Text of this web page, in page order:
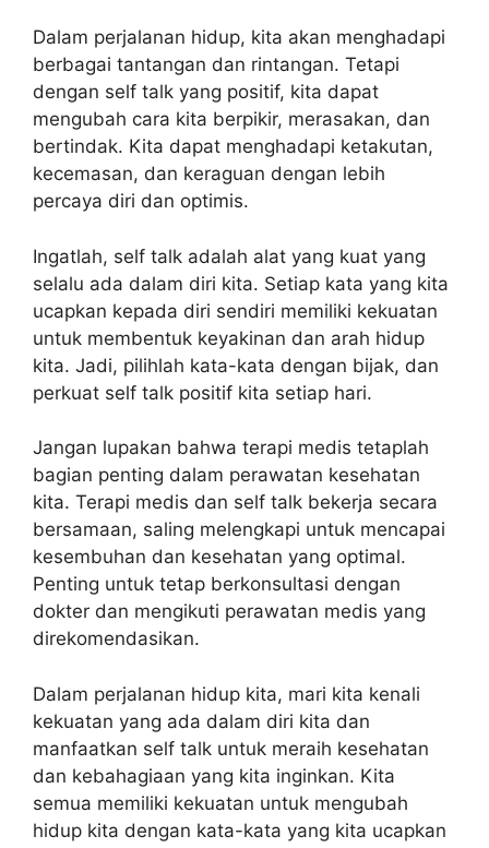
Dalam perjalanan hidup, kita akan menghadapi
berbagai tantangan dan rintangan. Tetapi
dengan self talk yang positif, kita dapat
mengubah cara kita berpikir, merasakan, dan
bertindak. Kita dapat menghadapi ketakutan,
kecemasan, dan keraguan dengan lebih
percaya diri dan optimis.
Ingatlah, self talk adalah alat yang kuat yang
selalu ada dalam diri kita. Setiap kata yang kita
ucapkan kepada diri sendiri memiliki kekuatan
untuk membentuk keyakinan dan arah hidup
kita. Jadi, pilihlah kata-kata dengan bijak, dan
perkuat self talk positif kita setiap hari.
Jangan lupakan bahwa terapi medis tetaplah
bagian penting dalam perawatan kesehatan
kita. Terapi medis dan self talk bekerja secara
bersamaan, saling melengkapi untuk mencapai
kesembuhan dan kesehatan yang optimal.
Penting untuk tetap berkonsultasi dengan
dokter dan mengikuti perawatan medis yang
direkomendasikan.
Dalam perjalanan hidup kita, mari kita kenali
kekuatan yang ada dalam diri kita dan
manfaatkan self talk untuk meraih kesehatan
dan kebahagiaan yang kita inginkan. Kita
semua memiliki kekuatan untuk mengubah
hidup kita dengan kata-kata yang kita ucapkan